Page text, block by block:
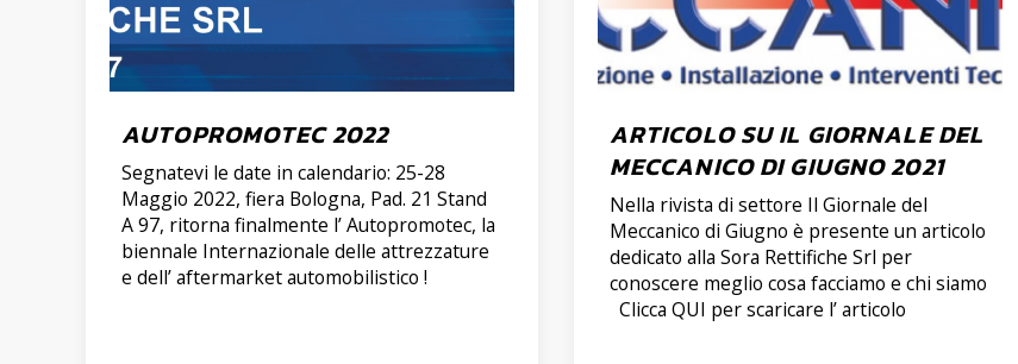
AUTOPROMOTEC 2022
Segnatevi le date in calendario: 25-28
Maggio 2022, fiera Bologna, Pad. 21 Stand
A 97, ritorna finalmente l’ Autopromotec, la
biennale Internazionale delle attrezzature
e dell’ aftermarket automobilistico !
ARTICOLO SU IL GIORNALE DEL
MECCANICO DI GIUGNO 2021
Nella rivista di settore Il Giornale del
Meccanico di Giugno è presente un articolo
dedicato alla Sora Rettifiche Srl per
conoscere meglio cosa facciamo e chi siamo
Clicca QUI per scaricare l’ articolo